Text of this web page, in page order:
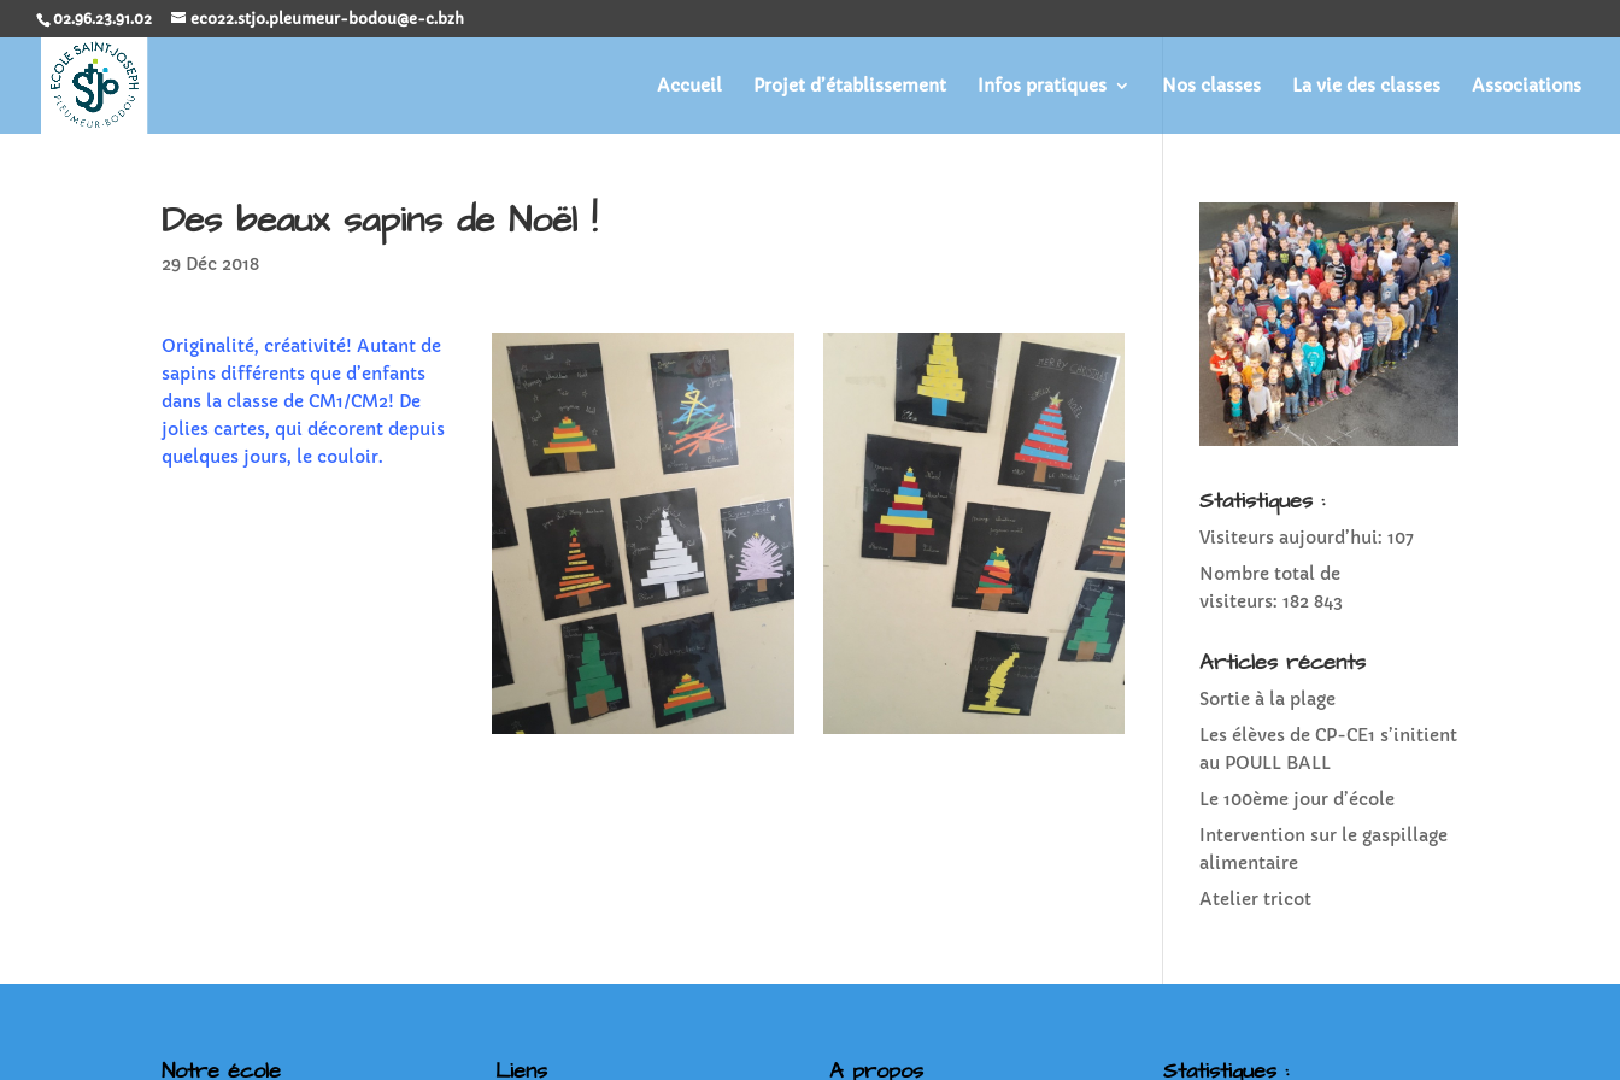
02.96.23.91.02 eco22.stjo.pleumeur-bodou@e-c.bzh
Accueil Projet d’établissement Infos pratiques Nos classes La vie des classes Associations
Des beaux sapins de Noël !
29 Déc 2018
Originalité, créativité! Autant de
sapins différents que d’enfants
dans la classe de CM1/CM2! De
jolies cartes, qui décorent depuis
quelques jours, le couloir.
Statistiques :
Visiteurs aujourd’hui: 107
Nombre total de
visiteurs: 182 843
Articles récents
Sortie à la plage
Les élèves de CP-CE1 s’initient
au POULL BALL
Le 100ème jour d’école
Intervention sur le gaspillage
alimentaire
Atelier tricot
Notre école Liens A propos Statistiques :